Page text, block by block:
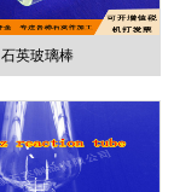
石英玻璃棒